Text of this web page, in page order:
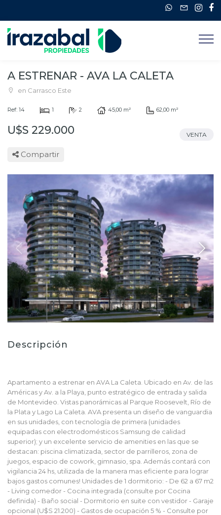
A ESTRENAR - AVA LA CALETA
en Carrasco Este
Ref: 14 1 2 45,00 m² 62,00 m²
U$S 229.000 VENTA
Compartir
Descripción
Apartamento a estrenar en AVA La Caleta. Ubicado en Av. de las
Américas y Av. a la Playa, punto estratégico de entrada y salida
de Montevideo. Vistas panorámicas al Parque Roosevelt, Río de
la Plata y Lago La Caleta. AVA presenta un diseño de vanguardia
en sus unidades, con tecnología de primera (unidades
equipadas con electrodomésticos Samsung de calidad
superior); y un excelente servicio de amenities en las que se
destacan: piscina climatizada, sector de parrilleros, zona de
juegos, espacio de cowork, gimnasio, spa. Además contará con
vigilancia 24 hs, utilizada de la manera mas eficiente para lograr
bajos gastos comunes! Unidades de 1 dormitorio: - De 62 a 67 m2
- Living comedor - Cocina integrada (consulte por Cocina
definida) - Baño social - Dormitorio en suite con vestidor - Garaje
opcional (U$S 21.200) - Gastos de ocupación 5 % - Consulte por